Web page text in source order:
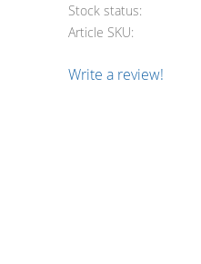
Stock status
Article SKU
Write a review!